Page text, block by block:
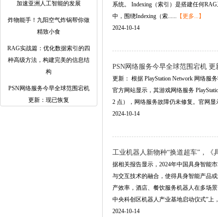
加速亚洲人工智能的发展
炸物能手！九阳空气炸锅帮你做
精致小食
RAG实战篇：优化数据索引的四
种高级方法，构建完美的信息结
构
PSN网络服务今早全球范围宕机
更新：现已恢复
系统。 Indexing（索引）是搭建任何
中，围绕Indexing（索...... 【更多...】
2024-10-14
PSN网络服务今早全球范围宕机 更
更新： 根据 PlayStation Network 网络
官方网站显示，其游戏网络服务
2 点），网络服务故障仍未修复。官网
2024-10-14
工业机器人新物种“换道超车”，
据相关报告显示，2024年中国具身智能
与交互技术的融合，使得具身智能产品
产效率，酒店、餐饮服务机器人在多场
中央科创区机器人产业基地启动仪式”上
2024-10-14